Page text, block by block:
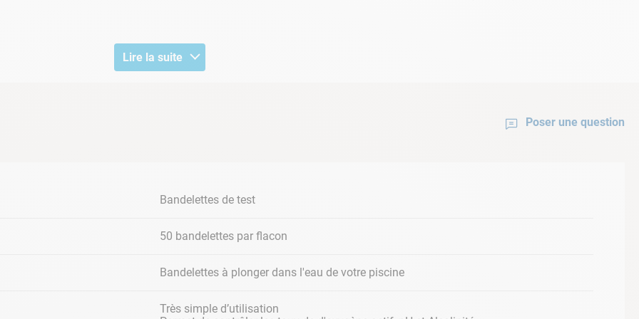
d’analyse avec précaution.
Lire la suite
Poser une question
Bandelettes de test
50 bandelettes par flacon
Bandelettes à plonger dans l'eau de votre piscine
Très simple d’utilisation